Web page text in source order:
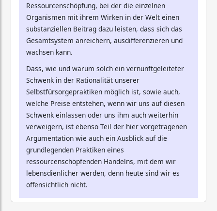
Ressourcenschöpfung, bei der die einzelnen
Organismen mit ihrem Wirken in der Welt einen
substanziellen Beitrag dazu leisten, dass sich das
Gesamtsystem anreichern, ausdifferenzieren und
wachsen kann.
Dass, wie und warum solch ein vernunftgeleiteter
Schwenk in der Rationalität unserer
Selbstfürsorgepraktiken möglich ist, sowie auch,
welche Preise entstehen, wenn wir uns auf diesen
Schwenk einlassen oder uns ihm auch weiterhin
verweigern, ist ebenso Teil der hier vorgetragenen
Argumentation wie auch ein Ausblick auf die
grundlegenden Praktiken eines
ressourcenschöpfenden Handelns, mit dem wir
lebensdienlicher werden, denn heute sind wir es
offensichtlich nicht.